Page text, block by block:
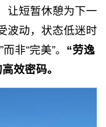
让短暂休憩为下一
波动，状态低迷时
非“完美”。 “劳逸
效密码。